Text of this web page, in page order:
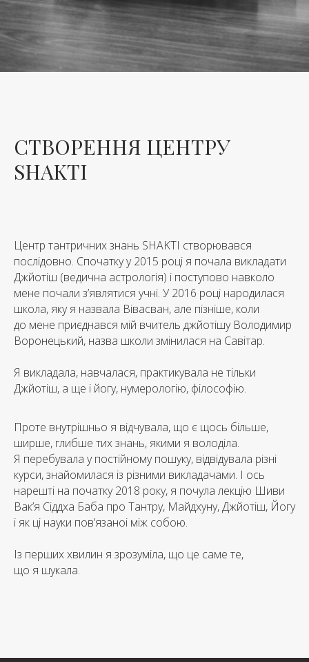
СТВОРЕННЯ ЦЕНТРУ
SHAKTI
Центр тантричних знань SHAKTI створювався
послідовно. Спочатку у 2015 році я почала викладати
Джйотіш (ведична астрологія) і поступово навколо
мене почали з’являтися учні. У 2016 році народилася
школа, яку я назвала Вівасван, але пізніше, коли
до мене приєднався мій вчитель джйотішу Володимир
Воронецький, назва школи змінилася на Савітар.
Я викладала, навчалася, практикувала не тільки
Джйотіш, а ще і йогу, нумерологію, філософію.
Проте внутрішньо я відчувала, що є щось більше,
ширше, глибше тих знань, якими я володіла.
Я перебувала у постійному пошуку, відвідувала різні
курси, знайомилася із різними викладачами. І ось
нарешті на початку 2018 року, я почула лекцію Шиви
Вак’я Сіддха Баба про Тантру, Майдхуну, Джйотіш, Йогу
і як ці науки пов’язаноі між собою.
Із перших хвилин я зрозуміла, що це саме те,
що я шукала.